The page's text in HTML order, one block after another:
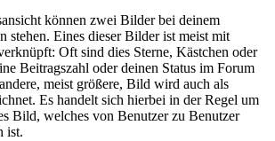
können zwei Bilder bei deinem
stehen. Eines dieser Bilder ist meist mit
Oft sind dies Sterne, Kästchen oder
Beitragszahl oder deinen Status im Forum
meist größere, Bild wird auch als
Es handelt sich hierbei in der Regel um
Bild, welches von Benutzer zu Benutzer
ist.